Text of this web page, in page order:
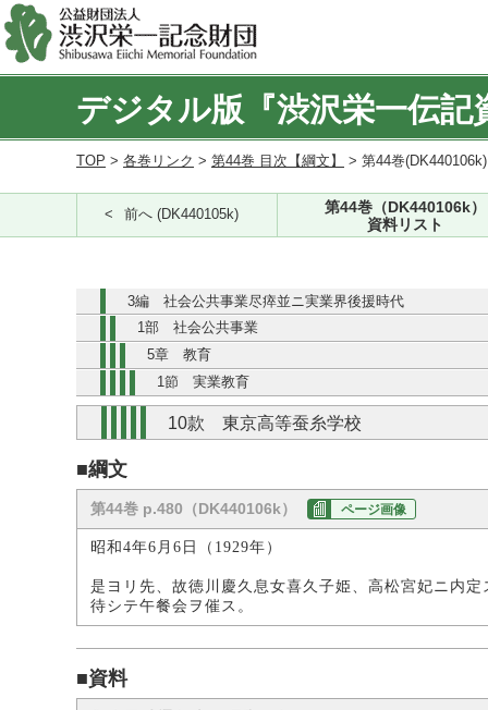
デジタル版『渋沢栄一伝記
TOP > 各巻リンク > 第44巻 目次【綱文】 > 第44巻
前へ (DK440105k)
第44巻（DK440106k）
資料リスト
3編 社会公共事業尽瘁並ニ実業界後援時代
1部 社会公共事業
5章 教育
1節 実業教育
10款 東京高等蚕糸学校
■綱文
第44巻 p.480（DK440106k） ページ画像
昭和4年6月6日（1929年）
是ヨリ先、故徳川慶久息女喜久子姫、高松宮妃ニ内
待シテ午餐会ヲ催ス。
■資料